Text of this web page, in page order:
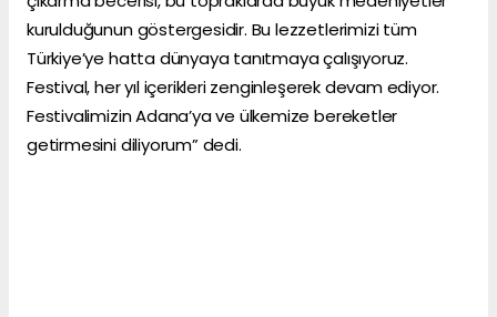
kurulduğunun göstergesidir. Bu lezzetlerimizi tüm
Türkiye’ye hatta dünyaya tanıtmaya çalışıyoruz.
Festival, her yıl içerikleri zenginleşerek devam ediyor.
Festivalimizin Adana’ya ve ülkemize bereketler
getirmesini diliyorum” dedi.